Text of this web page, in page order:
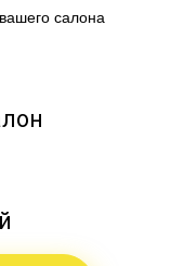
салона